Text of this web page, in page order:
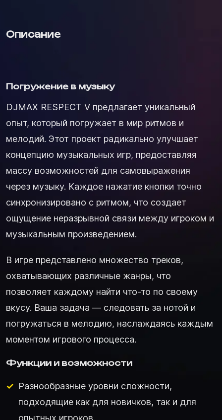
Описание
Погружение в музыку
DJMAX RESPECT V предлагает уникальный
опыт, который погружает в мир ритмов и
мелодий. Этот проект радикально улучшает
концепцию музыкальных игр, предоставляя
массу возможностей для самовыражения
через музыку. Каждое нажатие кнопки точно
синхронизировано с ритмом, что создает
ощущение неразрывной связи между игроком и
музыкальным произведением.
В игре представлено множество треков,
охватывающих различные жанры, что
позволяет каждому найти что-то по своему
вкусу. Ваша задача — следовать за нотой и
погружаться в мелодию, наслаждаясь каждым
моментом игрового процесса.
Функции и возможности
Разнообразные уровни сложности,
подходящие как для новичков, так и для
опытных игроков.